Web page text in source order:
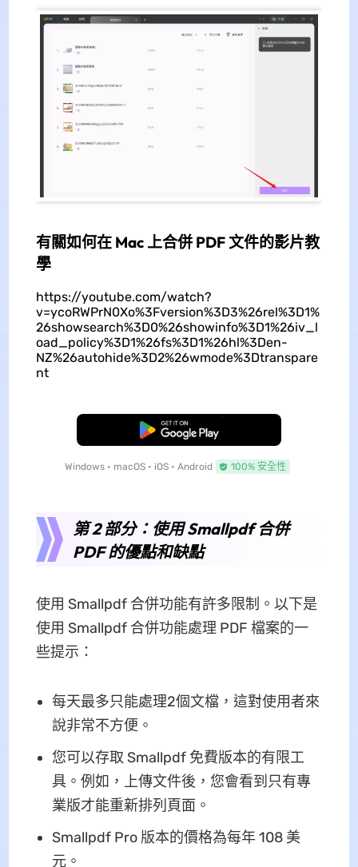
有關如何在 Mac 上合併 PDF 文件的影片教
學
https://youtube.com/watch?
v=ycoRWPrN0Xo%3Fversion%3D3%26rel%3D1%
26showsearch%3D0%26showinfo%3D1%26iv_l
oad_policy%3D1%26fs%3D1%26hl%3Den-
NZ%26autohide%3D2%26wmode%3Dtranspare
nt
免費下載
Windows • macOS • iOS • Android 100% 安全性
第 2 部分：使用 Smallpdf 合併
PDF 的優點和缺點
使用 Smallpdf 合併功能有許多限制。以下是
使用 Smallpdf 合併功能處理 PDF 檔案的一
些提示：
每天最多只能處理2個文檔，這對使用者來
說非常不方便。
您可以存取 Smallpdf 免費版本的有限工
具。例如，上傳文件後，您會看到只有專
業版才能重新排列頁面。
Smallpdf Pro 版本的價格為每年 108 美
元。